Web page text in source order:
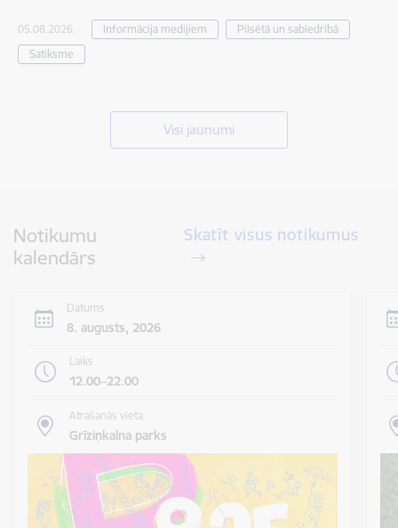
05.08.2026. Informācija medijiem
Pilsētā un sabiedrībā
Satiksme
Visi jaunumi
Notikumu
kalendārs
Skatīt visus notikumus
Datums
8. augusts, 2026
Laiks
12.00–22.00
Atrašanās vieta
Grīziņkalna parks